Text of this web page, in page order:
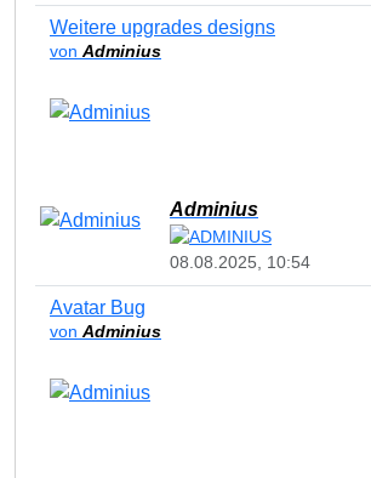
Weitere upgrades designs
von Adminius
Adminius
08.08.2025, 10:54
Avatar Bug
von Adminius